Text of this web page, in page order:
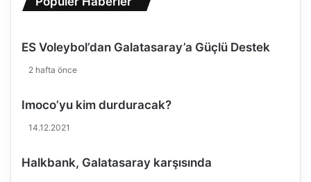
S
s
O
ES Voleybol’dan Galatasaray’a Güçlü Destek
2 hafta önce
Imoco’yu kim durduracak?
14.12.2021
Halkbank, Galatasaray karşısında